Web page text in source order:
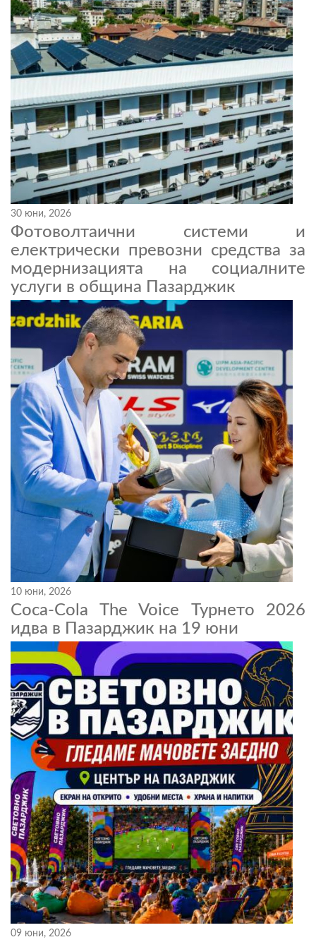
30 юни, 2026
Фотоволтаични системи и
електрически превозни средства за
модернизацията на социалните
услуги в община Пазарджик
10 юни, 2026
Coca-Cola The Voice Турнето 2026
идва в Пазарджик на 19 юни
09 юни, 2026